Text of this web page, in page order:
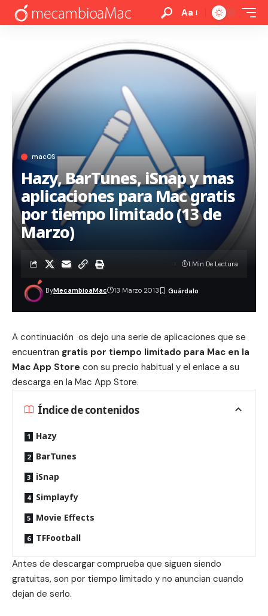
Aa
macOS
Hazy, BarTunes, iSnap y mas
aplicaciones para Mac gratis
por tiempo limitado (13 de
Marzo)
ByMecambioaMac 13 Marzo 2013
1 Min De Lectura
A continuación os dejo una serie de aplicaciones que se
encuentran gratis por tiempo limitado para Mac en la
Mac App Store con su precio habitual y el enlace a su
descarga en la Mac App Store.
Índice de contenidos
Hazy
BarTunes
iSnap
Simplayfy
Movie Effects
TFFootball
Antes de descargar comprueba que siguen siendo
gratuitas, son por tiempo limitado y no anuncian cuando
dejan de serlo.